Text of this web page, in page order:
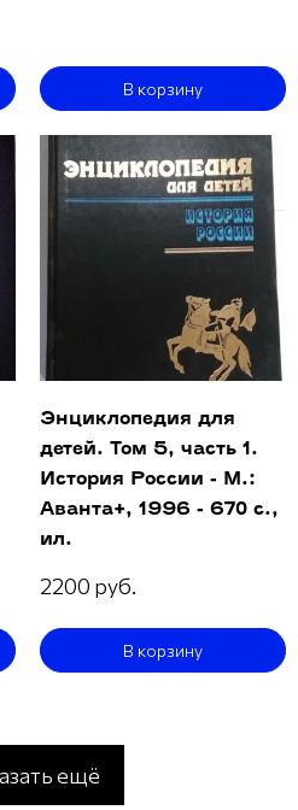
В корзину
Энциклопедия для
детей. Том 5, часть 1.
История России - М.:
Аванта+, 1996 - 670 с.,
ил.
2200 руб.
В корзину
ещё